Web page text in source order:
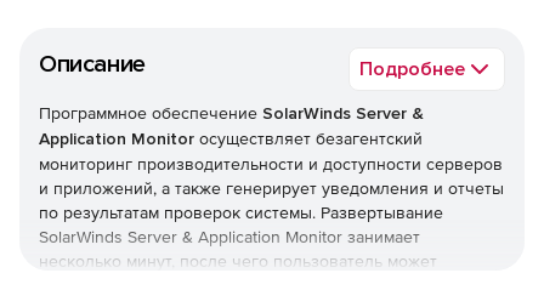
Описание Подробнее
Программное обеспечение SolarWinds Server &
Application Monitor осуществляет безагентский
мониторинг производительности и доступности серверов
и приложений, а также генерирует уведомления и отчеты
по результатам проверок системы. Развертывание
SolarWinds Server & Application Monitor занимает
несколько минут, после чего пользователь может